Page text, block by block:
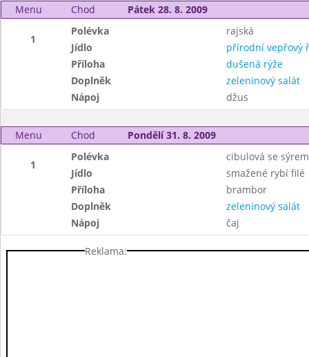
Menu
Chod Pátek 28. 8. 2009
1
Polévka
rajská
Jídlo
přírodní vepřový
Příloha
dušená rýže
Doplněk
zeleninový salát
Nápoj
džus
Menu Chod Pondělí 31. 8. 2009
1
Polévka
cibulová se sýrem
Jídlo
smažené rybí filé
Příloha
brambor
Doplněk
zeleninový salát
Nápoj
čaj
Reklama: